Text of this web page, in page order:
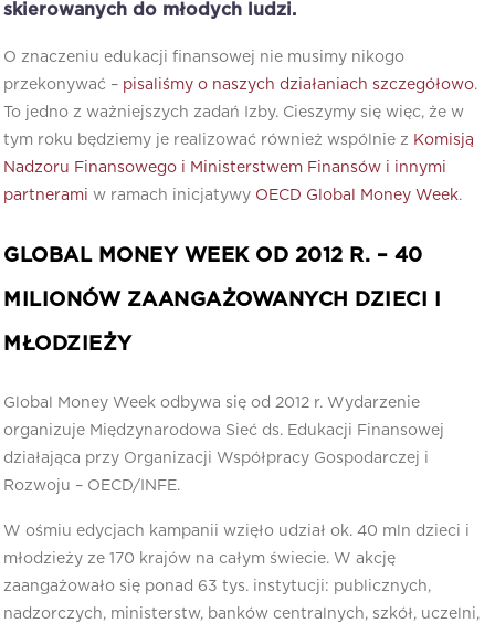
skierowanych do młodych ludzi.
O znaczeniu edukacji finansowej nie musimy nikogo
przekonywać – pisaliśmy o naszych działaniach szczegółowo.
To jedno z ważniejszych zadań Izby. Cieszymy się więc, że w
tym roku będziemy je realizować również wspólnie z Komisją
Nadzoru Finansowego i Ministerstwem Finansów i innymi
partnerami w ramach inicjatywy OECD Global Money Week.
GLOBAL MONEY WEEK OD 2012 R. – 40
MILIONÓW ZAANGAŻOWANYCH DZIECI I
MŁODZIEŻY
Global Money Week odbywa się od 2012 r. Wydarzenie
organizuje Międzynarodowa Sieć ds. Edukacji Finansowej
działająca przy Organizacji Współpracy Gospodarczej i
Rozwoju – OECD/INFE.
W ośmiu edycjach kampanii wzięło udział ok. 40 mln dzieci i
młodzieży ze 170 krajów na całym świecie. W akcję
zaangażowało się ponad 63 tys. instytucji: publicznych,
nadzorczych, ministerstw, banków centralnych, szkół, uczelni,